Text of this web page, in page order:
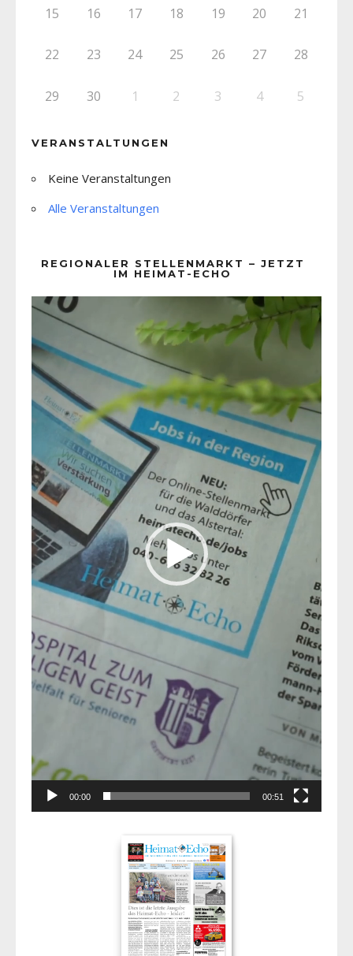
15 16 17 18 19 20 21
22 23 24 25 26 27 28
29 30 1 2 3 4 5
VERANSTALTUNGEN
Keine Veranstaltungen
Alle Veranstaltungen
REGIONALER STELLENMARKT – JETZT
IM HEIMAT-ECHO
Player
00:00 00:51